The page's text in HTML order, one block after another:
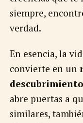
siempre,
verdad.
En esencia, la
convierte en un
abre puertas a
similares,